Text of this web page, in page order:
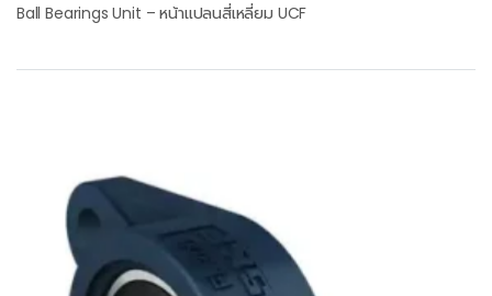
Ball Bearings Unit – หน้าแปลนสี่เหลี่ยม UCF